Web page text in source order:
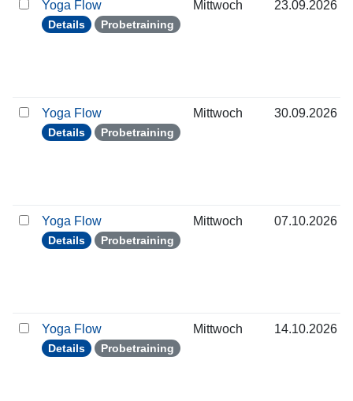
Yoga Flow
Details Probetraining
Mittwoch 23.09.2026
Yoga Flow
Details Probetraining
Mittwoch 30.09.2026
Yoga Flow
Details Probetraining
Mittwoch 07.10.2026
Yoga Flow
Details Probetraining
Mittwoch 14.10.2026